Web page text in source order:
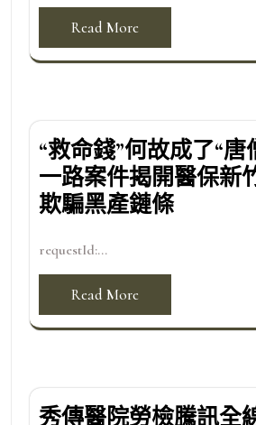
Read More
“救命錢”何故成了“
一路案件揭開醫保新
欺騙黑產鏈條
requestId:...
Read More
秀傳醫院勞檢騰訊全